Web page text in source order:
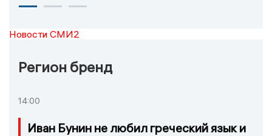
Новости СМИ2
Регион бренд
14:00
Иван Бунин не любил греческий язык и